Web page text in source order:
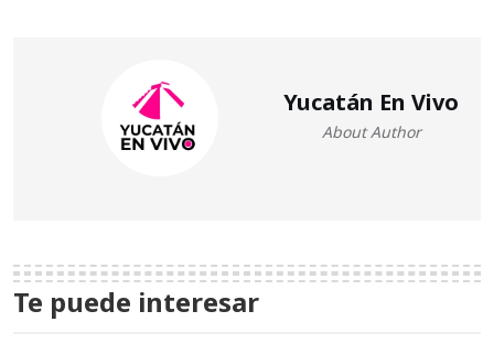
Yucatán En Vivo
About Author
Te puede interesar